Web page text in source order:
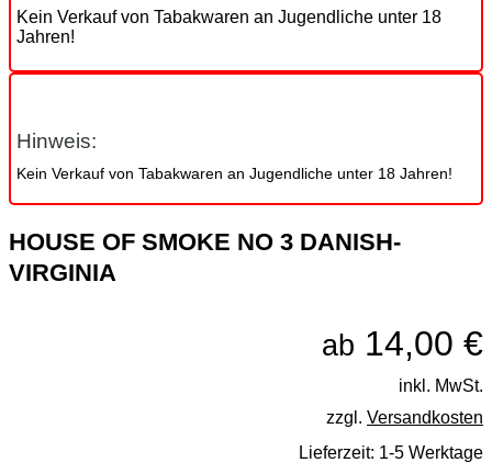
Kein Verkauf von Tabakwaren an Jugendliche unter 18
Jahren!
Hinweis:
Kein Verkauf von Tabakwaren an Jugendliche unter 18 Jahren!
HOUSE OF SMOKE NO 3 DANISH-
VIRGINIA
ab 14,00 €
inkl. MwSt.
zzgl. Versandkosten
Lieferzeit: 1-5 Werktage